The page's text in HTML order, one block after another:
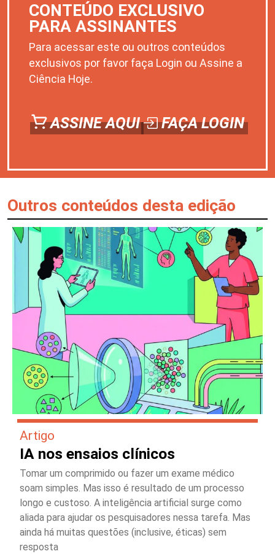
CONTEÚDO EXCLUSIVO
PARA ASSINANTES
Para acessar este ou outros conteúdos
exclusivos por favor faça Login ou Assine a
Ciência Hoje.
ASSINE AQUI FAÇA LOGIN
Outros conteúdos desta edição
Artigo
IA nos ensaios clínicos
Tomar um comprimido ou fazer um exame médico
soam simples. Mas isso é resultado de um processo
longo e custoso. A inteligência artificial surge como
aliada para ajudar os pesquisadores nessa tarefa. Mas
ainda há muitas questões (inclusive, éticas) sem
resposta